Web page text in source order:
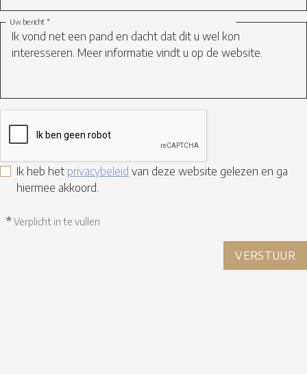
Uw bericht *
Ik heb het privacybeleid van deze website gelezen en ga
hiermee akkoord.
*Verplicht in te vullen
VERSTUUR